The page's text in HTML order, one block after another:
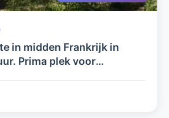
in midden Frankrijk in
Prima plek voor